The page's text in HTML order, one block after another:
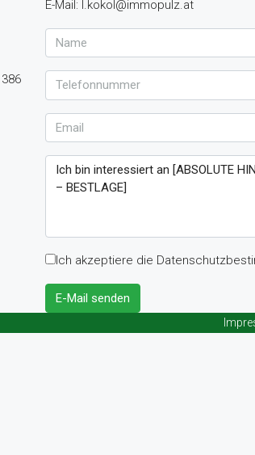
386
E-Mail: l.kokol@immopulz.at
Ich akzeptiere die
E-Mail senden